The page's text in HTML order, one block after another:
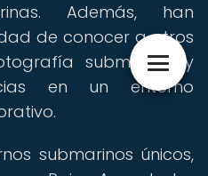
Además, han
de conocer a otros
submarina y
en un entorno
submarinos únicos,